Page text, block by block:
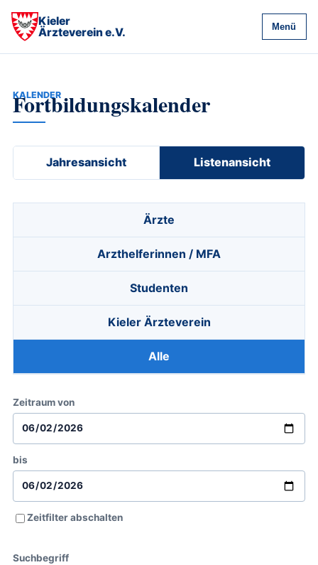
Kieler
Ärzteverein e.V.
Menü
KALENDER
Fortbildungskalender
Jahresansicht Listenansicht
Ärzte
Arzthelferinnen / MFA
Studenten
Kieler Ärzteverein
Alle
Zeitraum von
bis
Zeitfilter abschalten
Suchbegriff